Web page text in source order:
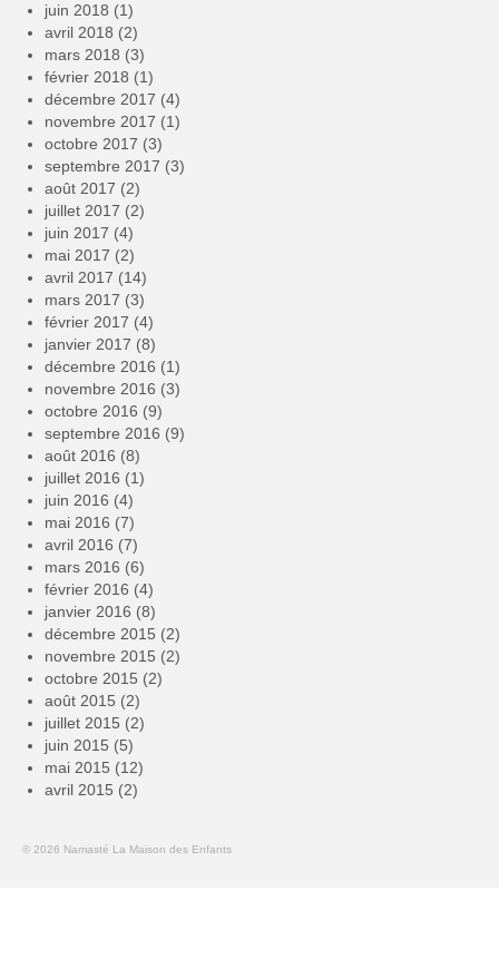
juin 2018 (1)
avril 2018 (2)
mars 2018 (3)
février 2018 (1)
décembre 2017 (4)
novembre 2017 (1)
octobre 2017 (3)
septembre 2017 (3)
août 2017 (2)
juillet 2017 (2)
juin 2017 (4)
mai 2017 (2)
avril 2017 (14)
mars 2017 (3)
février 2017 (4)
janvier 2017 (8)
décembre 2016 (1)
novembre 2016 (3)
octobre 2016 (9)
septembre 2016 (9)
août 2016 (8)
juillet 2016 (1)
juin 2016 (4)
mai 2016 (7)
avril 2016 (7)
mars 2016 (6)
février 2016 (4)
janvier 2016 (8)
décembre 2015 (2)
novembre 2015 (2)
octobre 2015 (2)
août 2015 (2)
juillet 2015 (2)
juin 2015 (5)
mai 2015 (12)
avril 2015 (2)
© 2026 Namasté La Maison des Enfants